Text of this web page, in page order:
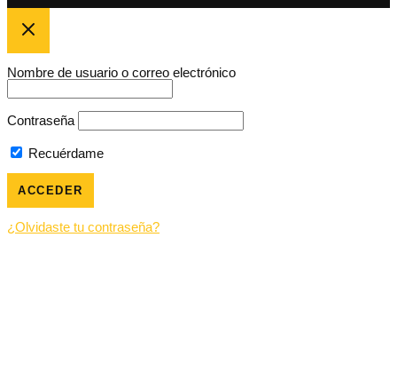
Nombre de usuario o correo electrónico
Contraseña
Recuérdame
¿Olvidaste tu contraseña?